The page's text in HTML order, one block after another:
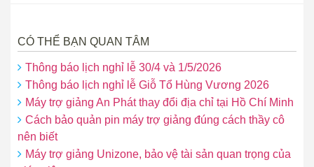
CÓ THỂ BẠN QUAN TÂM
Thông báo lịch nghỉ lễ 30/4 và 1/5/2026
Thông báo lịch nghỉ lễ Giỗ Tổ Hùng Vương 2026
Máy trợ giảng An Phát thay đổi địa chỉ tại Hồ Chí Minh
Cách bảo quản pin máy trợ giảng đúng cách thầy cô
nên biết
Máy trợ giảng Unizone, bảo vệ tài sản quan trọng của